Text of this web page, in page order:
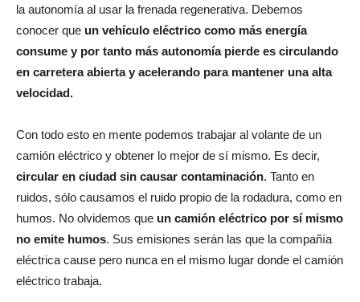
la autonomía al usar la frenada regenerativa. Debemos
conocer que un vehículo eléctrico como más energía
consume y por tanto más autonomía pierde es circulando
en carretera abierta y acelerando para mantener una alta
velocidad.
Con todo esto en mente podemos trabajar al volante de un
camión eléctrico y obtener lo mejor de sí mismo. Es decir,
circular en ciudad sin causar contaminación. Tanto en
ruidos, sólo causamos el ruido propio de la rodadura, como en
humos. No olvidemos que un camión eléctrico por sí mismo
no emite humos. Sus emisiones serán las que la compañía
eléctrica cause pero nunca en el mismo lugar donde el camión
eléctrico trabaja.